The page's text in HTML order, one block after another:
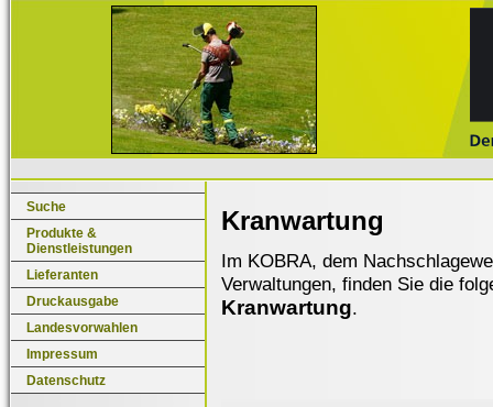
Suche
Produkte &
Dienstleistungen
Lieferanten
Druckausgabe
Landesvorwahlen
Impressum
Datenschutz
Kranwartung
Im KOBRA, dem
Verwaltungen, finden Sie die
Kranwartung.